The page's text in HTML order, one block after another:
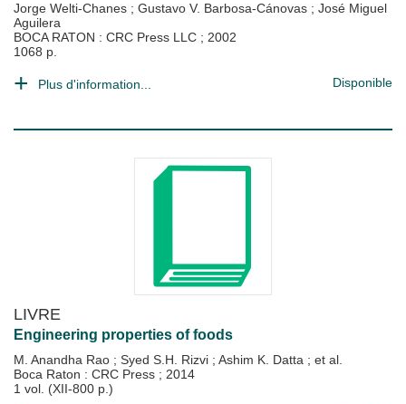
Jorge Welti-Chanes ; Gustavo V. Barbosa-Cánovas ; José Miguel
Aguilera
BOCA RATON : CRC Press LLC ; 2002
1068 p.
Plus d'information... Disponible
LIVRE
Engineering properties of foods
M. Anandha Rao ; Syed S.H. Rizvi ; Ashim K. Datta ; et al.
Boca Raton : CRC Press ; 2014
1 vol. (XII-800 p.)